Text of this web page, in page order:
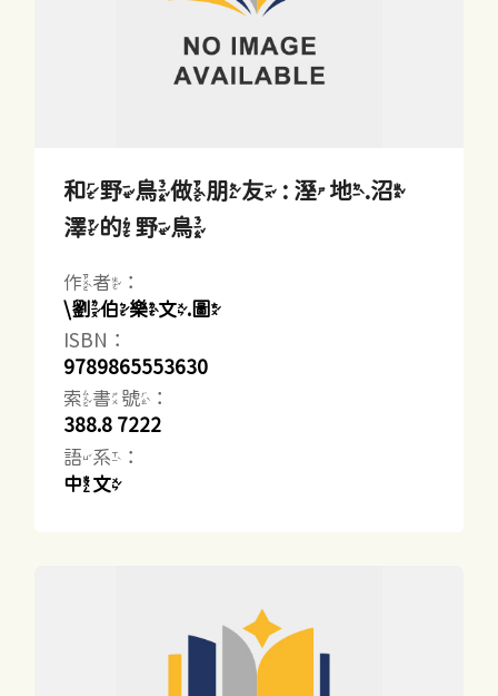
和野鳥做朋友 : 溼地.沼
澤的野鳥
作者：
\劉伯樂文.圖
ISBN：
9789865553630
索書號：
388.8 7222
語系：
中文